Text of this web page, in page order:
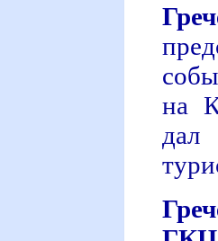
на
дал